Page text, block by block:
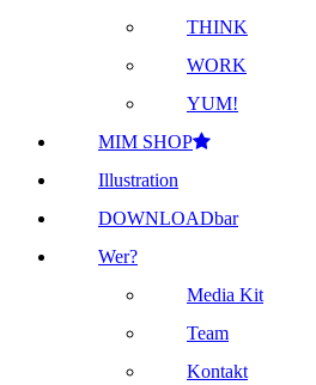
THINK
WORK
YUM!
MIM SHOP
Illustration
DOWNLOADbar
Wer?
Media Kit
Team
Kontakt